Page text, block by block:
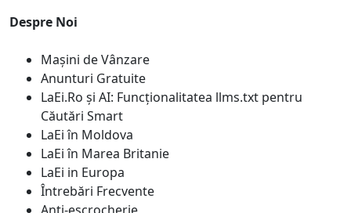
Despre Noi
Mașini de Vânzare
Anunturi Gratuite
LaEi.Ro și AI: Funcționalitatea llms.txt pentru
Căutări Smart
LaEi în Moldova
LaEi în Marea Britanie
LaEi in Europa
Întrebări Frecvente